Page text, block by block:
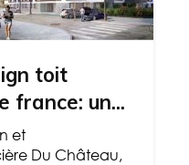
france: un...
et
Du Château,